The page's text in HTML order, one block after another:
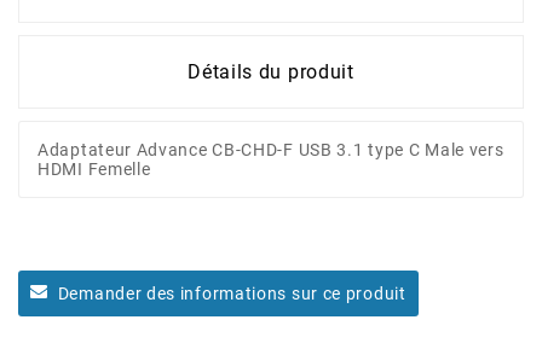
Détails du produit
Adaptateur Advance CB-CHD-F USB 3.1 type C Male vers
HDMI Femelle
Demander des informations sur ce produit